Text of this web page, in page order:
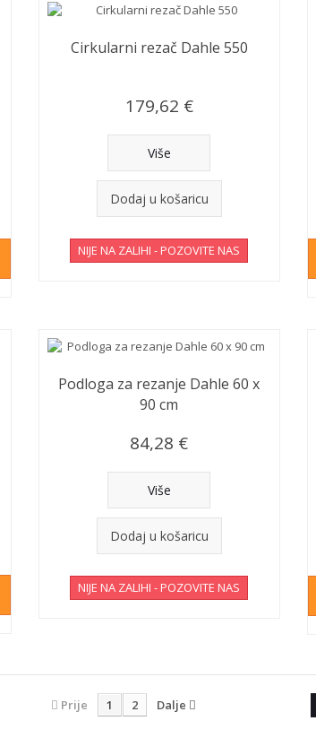
Cirkularni rezač Dahle 550
179,62 €
Više
Dodaj u košaricu
NIJE NA ZALIHI - POZOVITE NAS
Podloga za rezanje Dahle 60 x
90 cm
84,28 €
Više
Dodaj u košaricu
NIJE NA ZALIHI - POZOVITE NAS
Prije 1 2 Dalje